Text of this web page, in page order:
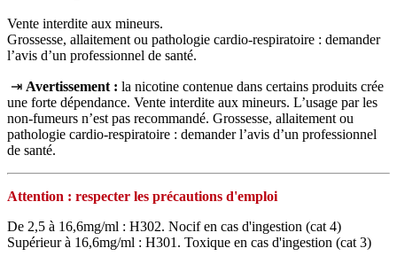
Vente interdite aux mineurs.
Grossesse, allaitement ou pathologie cardio-respiratoire : demander
l’avis d’un professionnel de santé.
⇥ Avertissement : la nicotine contenue dans certains produits crée
une forte dépendance. Vente interdite aux mineurs. L’usage par les
non‑fumeurs n’est pas recommandé. Grossesse, allaitement ou
pathologie cardio‑respiratoire : demander l’avis d’un professionnel
de santé.
Attention : respecter les précautions d'emploi
De 2,5 à 16,6mg/ml : H302. Nocif en cas d'ingestion (cat 4)
Supérieur à 16,6mg/ml : H301. Toxique en cas d'ingestion (cat 3)